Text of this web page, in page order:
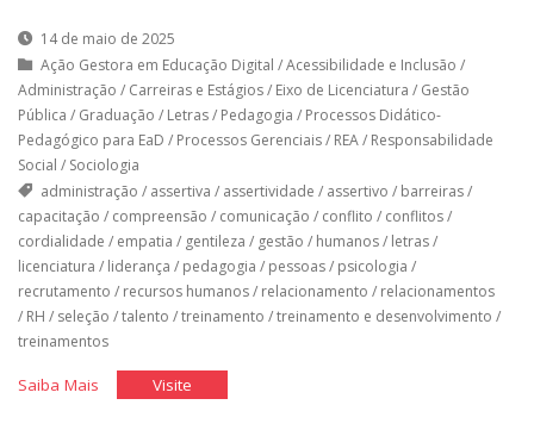
14 de maio de 2025
Ação Gestora em Educação Digital /Acessibilidade e Inclusão /
Administração / Carreiras e Estágios/ Eixo de Licenciatura / Gestão
Pública / Graduação / Letras/ Pedagogia / Processos Didático-
Pedagógico para EaD / Processos Gerenciais/ REA/ Responsabilidade
Social / Sociologia
administração / assertiva / assertividade / assertivo / barreiras/
capacitação / compreensão / comunicação / conflito / conflitos/
cordialidade / empatia / gentileza / gestão / humanos/ letras/
licenciatura / liderança / pedagogia / pessoas/ psicologia /
recrutamento / recursos humanos/ relacionamento / relacionamentos
/ RH / seleção /talento /treinamento /treinamento e desenvolvimento /
treinamentos
Saiba Mais"EmpatiaVisite"Empatia